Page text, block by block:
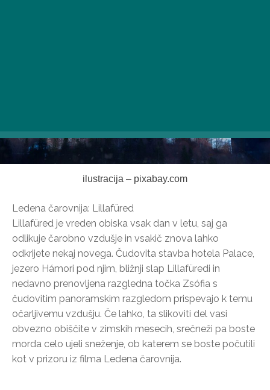
ilustracija – pixabay.com
Ledena čarovnija: Lillafüred
Lillafüred je vreden obiska vsak dan v letu, saj ga
odlikuje čarobno vzdušje in vsakič znova lahko
odkrijete nekaj novega. Čudovita stavba hotela Palace,
jezero Hámori pod njim, bližnji slap Lillafüredi in
nedavno prenovljena razgledna točka Zsófia s
čudovitim panoramskim razgledom prispevajo k temu
očarljivemu vzdušju. Če lahko, ta slikoviti del vasi
obvezno obiščite v zimskih mesecih, srečneži pa boste
morda celo ujeli sneženje, ob katerem se boste počutili
kot v prizoru iz filma Ledena čarovnija.